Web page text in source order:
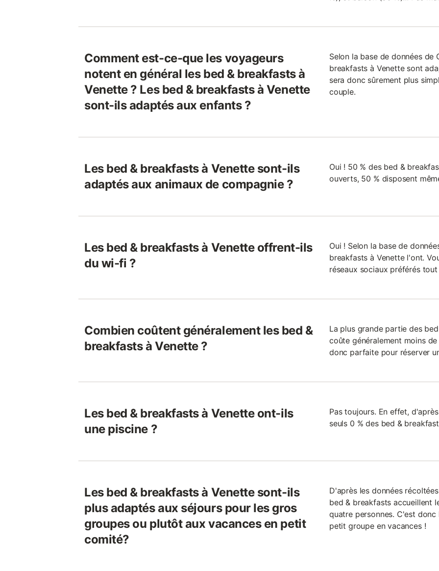
Comment est-ce-que les voyageurs
notent en général les bed & breakfasts à
Venette ? Les bed & breakfasts à Venette
sont-ils adaptés aux enfants ?
Selon la base de données de
breakfasts à Venette sont
sera donc sûrement plus
couple.
Les bed & breakfasts à Venette sont-ils
adaptés aux animaux de compagnie ?
Oui ! 50 % des bed &
ouverts, 50 % disposent
Les bed & breakfasts à Venette offrent-ils
du wi-fi ?
Oui ! Selon la base de
breakfasts à Venette l'ont.
réseaux sociaux préférés
Combien coûtent généralement les bed &
breakfasts à Venette ?
La plus grande partie des
coûte généralement moins
donc parfaite pour réserver
Les bed & breakfasts à Venette ont-ils
une piscine ?
Pas toujours. En effet,
seuls 0 % des bed &
Les bed & breakfasts à Venette sont-ils
plus adaptés aux séjours pour les gros
groupes ou plutôt aux vacances en petit
comité?
D'après les données
bed & breakfasts accueillent
quatre personnes. C'est
petit groupe en vacances !